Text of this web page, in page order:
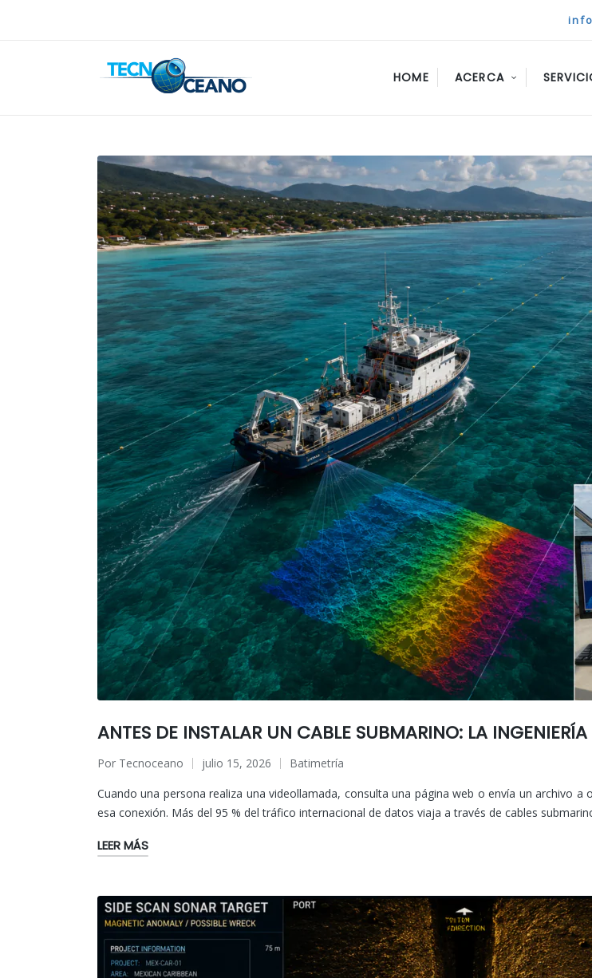
HOME ACERCA
ANTES DE INSTALAR UN CABLE SUBMARINO: LA
Publicado
por
Por Tecnoceano julio 15, 2026
Publicado
en
Batimetría
Cuando una persona realiza una videollamada, consulta una página web o envía un archivo
esa conexión. Más del 95 % del tráfico internacional de datos viaja a través de cables
LEER MÁS